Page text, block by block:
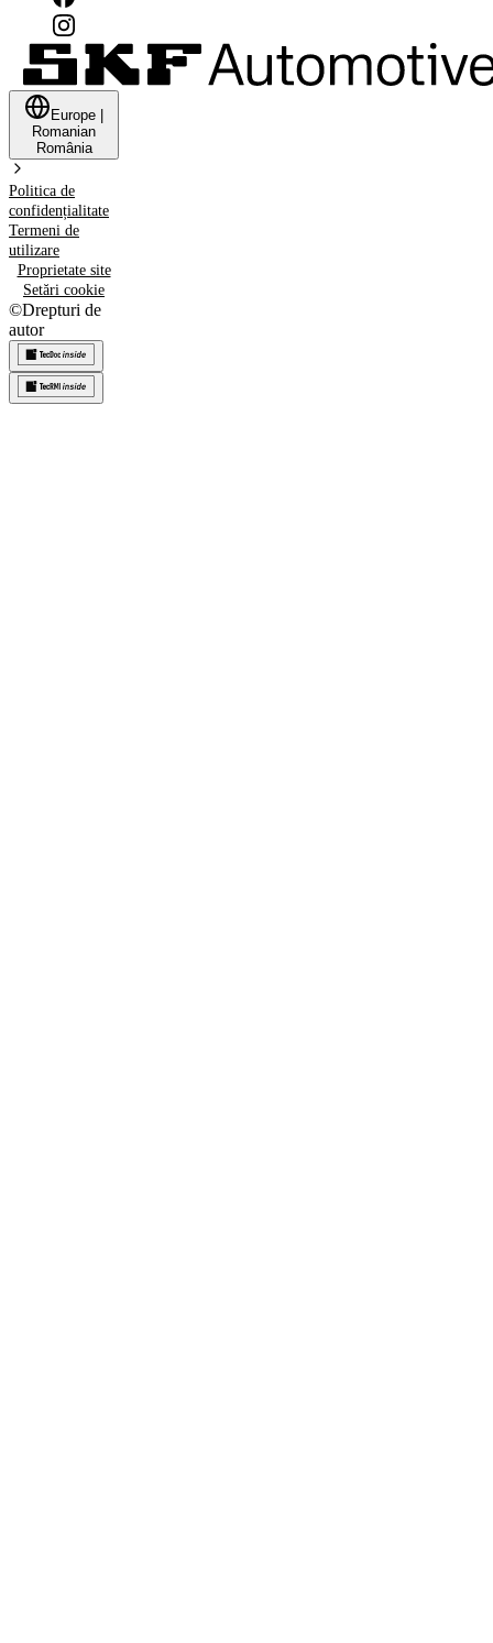
Europe
Romanian
România
Politica de
confidențialitate
Termeni de
utilizare
Proprietate site
Setări cookie
©Drepturi de
autor